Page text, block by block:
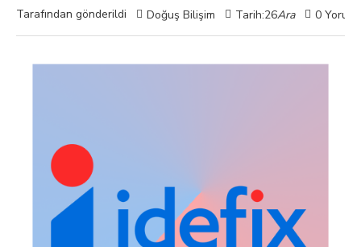
Tarafından gönderildi Doğuş Bilişim Tarih:26Ara 0 Yorum